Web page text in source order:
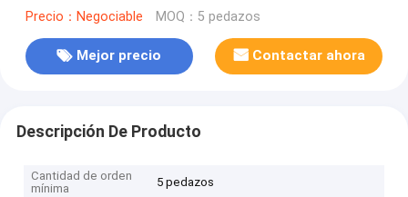
Precio：Negociable MOQ：5 pedazos
Mejor precio Contactar ahora
Descripción De Producto
Cantidad de orden
mínima
5 pedazos